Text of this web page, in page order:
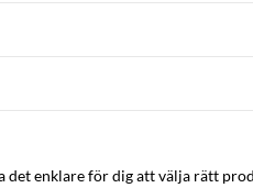
enklare för dig att välja rätt